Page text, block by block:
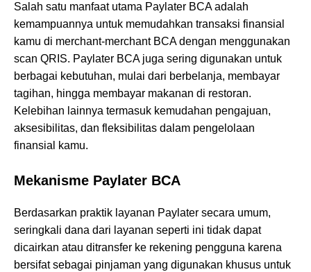
Salah satu manfaat utama Paylater BCA adalah
kemampuannya untuk memudahkan transaksi finansial
kamu di merchant-merchant BCA dengan menggunakan
scan QRIS. Paylater BCA juga sering digunakan untuk
berbagai kebutuhan, mulai dari berbelanja, membayar
tagihan, hingga membayar makanan di restoran.
Kelebihan lainnya termasuk kemudahan pengajuan,
aksesibilitas, dan fleksibilitas dalam pengelolaan
finansial kamu.
Mekanisme Paylater BCA
Berdasarkan praktik layanan Paylater secara umum,
seringkali dana dari layanan seperti ini tidak dapat
dicairkan atau ditransfer ke rekening pengguna karena
bersifat sebagai pinjaman yang digunakan khusus untuk